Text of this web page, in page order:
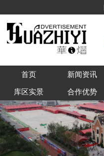
首页 新闻资讯
库区实景 合作优势